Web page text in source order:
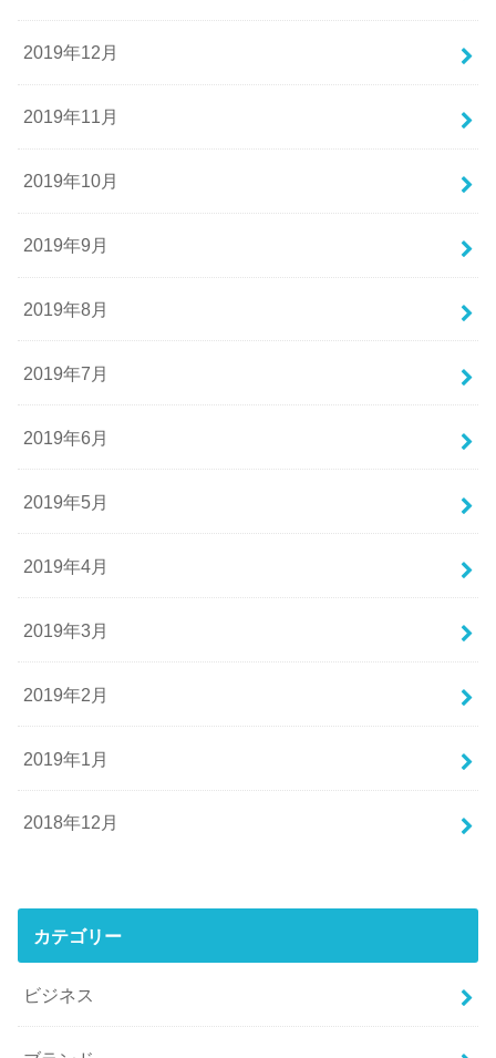
2019年12月
2019年11月
2019年10月
2019年9月
2019年8月
2019年7月
2019年6月
2019年5月
2019年4月
2019年3月
2019年2月
2019年1月
2018年12月
カテゴリー
ビジネス